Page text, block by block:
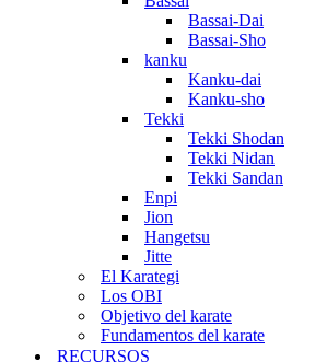
Bassai-Dai
Bassai-Sho
kanku
Kanku-dai
Kanku-sho
Tekki
Tekki Shodan
Tekki Nidan
Tekki Sandan
Enpi
Jion
Hangetsu
Jitte
El Karategi
Los OBI
Objetivo del karate
Fundamentos del karate
RECURSOS